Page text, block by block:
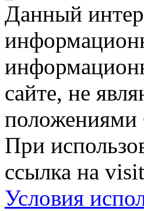
Данный
сайте, не
положениями
При
ссылка на
Условия